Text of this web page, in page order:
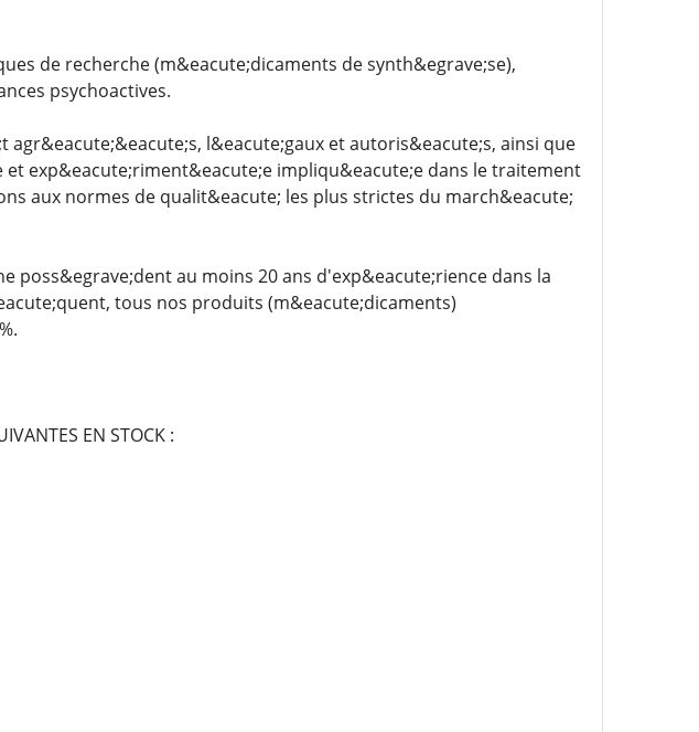
de recherche (m&eacute;dicaments de synth&egrave;se),
psychoactives.
l&eacute;gaux et autoris&eacute;s, ainsi que
exp&eacute;riment&eacute;e impliqu&eacute;e dans le traitement
aux normes de qualit&eacute; les plus strictes du march&eacute;
poss&egrave;dent au moins 20 ans d'exp&eacute;rience dans la
tous nos produits (m&eacute;dicaments)
EN STOCK :